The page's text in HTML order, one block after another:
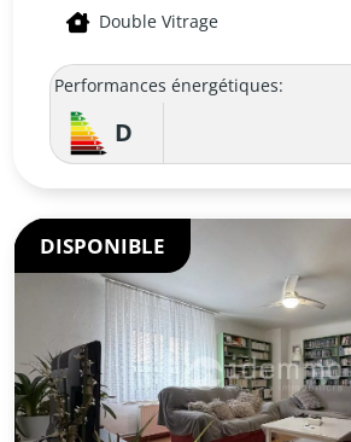
Double Vitrage
Performances énergétiques:
D
DISPONIBLE